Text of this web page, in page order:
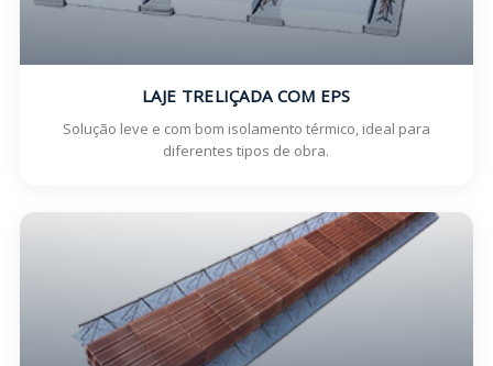
LAJE TRELIÇADA COM EPS
Solução leve e com bom isolamento térmico, ideal para
diferentes tipos de obra.